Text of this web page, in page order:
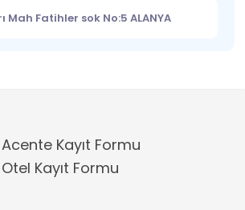
Mah Fatihler sok No:5 ALANYA
Acente Kayıt Formu
Otel Kayıt Formu